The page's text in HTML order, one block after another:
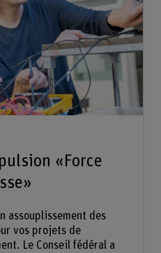
«Force
assouplissement des
vos projets de
Le Conseil fédéral a